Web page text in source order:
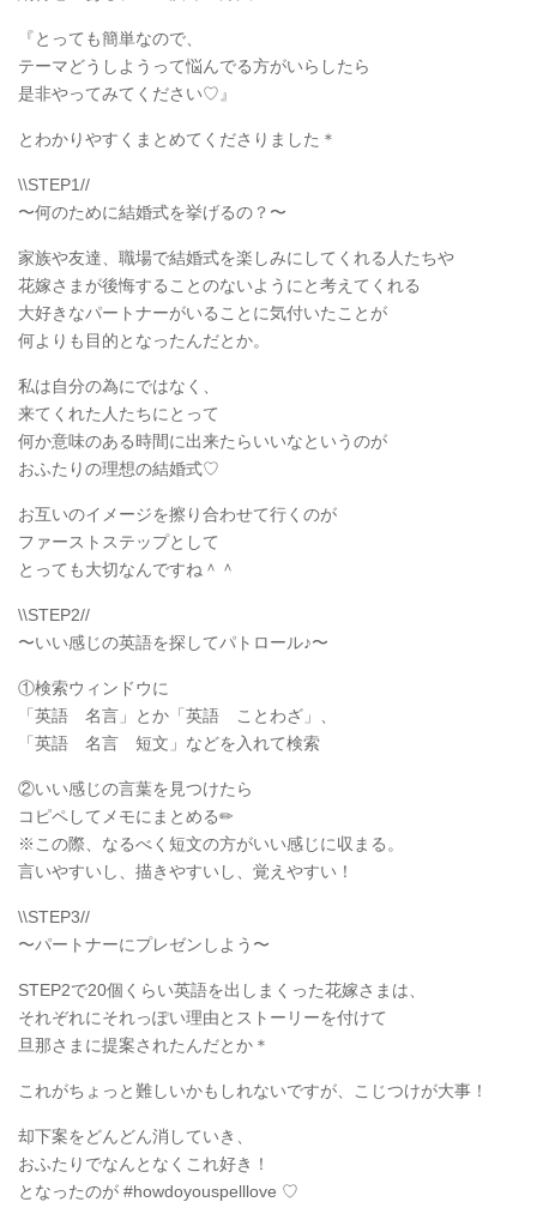
『とっても簡単なので、
テーマどうしようって悩んでる方がいらしたら
是非やってみてください♡』
とわかりやすくまとめてくださりました＊
\\STEP1//
〜何のために結婚式を挙げるの？〜
家族や友達、職場で結婚式を楽しみにしてくれる人たちや
花嫁さまが後悔することのないようにと考えてくれる
大好きなパートナーがいることに気付いたことが
何よりも目的となったんだとか。
私は自分の為にではなく、
来てくれた人たちにとって
何か意味のある時間に出来たらいいなというのが
おふたりの理想の結婚式♡
お互いのイメージを擦り合わせて行くのが
ファーストステップとして
とっても大切なんですね＾＾
\\STEP2//
〜いい感じの英語を探してパトロール♪〜
①検索ウィンドウに
「英語 名言」とか「英語 ことわざ」、
「英語 名言 短文」などを入れて検索
②いい感じの言葉を見つけたら
コピペしてメモにまとめる✏︎
※この際、なるべく短文の方がいい感じに収まる。
言いやすいし、描きやすいし、覚えやすい！
\\STEP3//
〜パートナーにプレゼンしよう〜
STEP2で20個くらい英語を出しまくった花嫁さまは、
それぞれにそれっぽい理由とストーリーを付けて
旦那さまに提案されたんだとか＊
これがちょっと難しいかもしれないですが、こじつけが大事！
却下案をどんどん消していき、
おふたりでなんとなくこれ好き！
となったのが #howdoyouspelllove ♡